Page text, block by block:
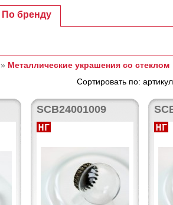
По бренду
» Металлические украшения со стеклом
Сортировать по:
SCB24001009